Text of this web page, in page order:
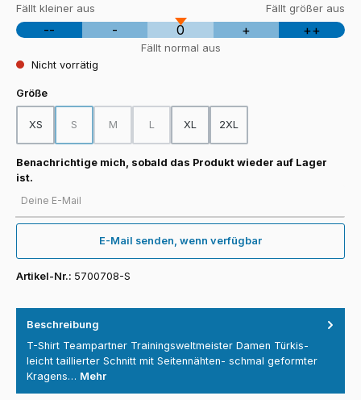
Fällt kleiner aus Fällt größer aus
-- - 0 + ++
Fällt normal aus
Nicht vorrätig
Größeauswählen
XS S
(Diese Option ist zurzeit nicht verfügbar.)
M
(Diese Option ist zurzeit nicht verfügbar.)
L
(Diese Option ist zurzeit nicht verfügbar.)
XL 2XL
Benachrichtige mich, sobald das Produkt wieder auf Lager
ist.
E-Mail senden, wenn verfügbar
Artikel-Nr.: 5700708-S
Beschreibung
T-Shirt Teampartner Trainingsweltmeister Damen Türkis-
leicht taillierter Schnitt mit Seitennähten- schmal geformter
Kragens… Mehr